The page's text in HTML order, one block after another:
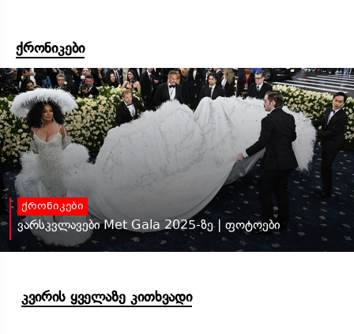
ქრონიკები
ქრონიკები
ვარსკვლავები Met Gala 2025-ზე | ფოტოები
კვირის ყველაზე კითხვადი